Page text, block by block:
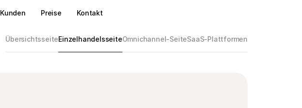
ÜbersichtsseiteEinzelhandelsseiteOmnichannel-SeiteSaaS-Plattformen
Kunden Preise Kontakt